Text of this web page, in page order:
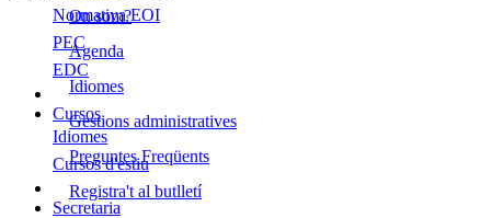
Normativa EOI
PEC
EDC
Cursos
Idiomes
Cursos d'estiu
Secretaria
On som?
Agenda
Idiomes
Gestions administratives
Preguntes Freqüents
Registra't al butlletí